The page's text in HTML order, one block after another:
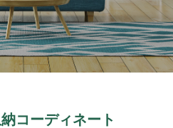
ーディネート